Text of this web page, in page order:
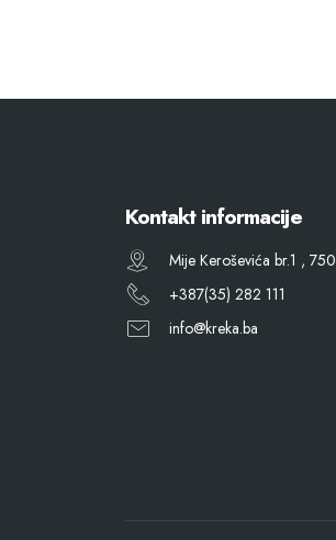
Kontakt informacije
Mije Keroševića br.1 ,
+387(35) 282 111
info@kreka.ba